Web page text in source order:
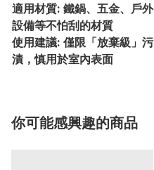
適用材質: 鐵鍋、五金、戶外
設備等不怕刮的材質
使用建議: 僅限「放棄級」污
漬，慎用於室內表面
你可能感興趣的商品